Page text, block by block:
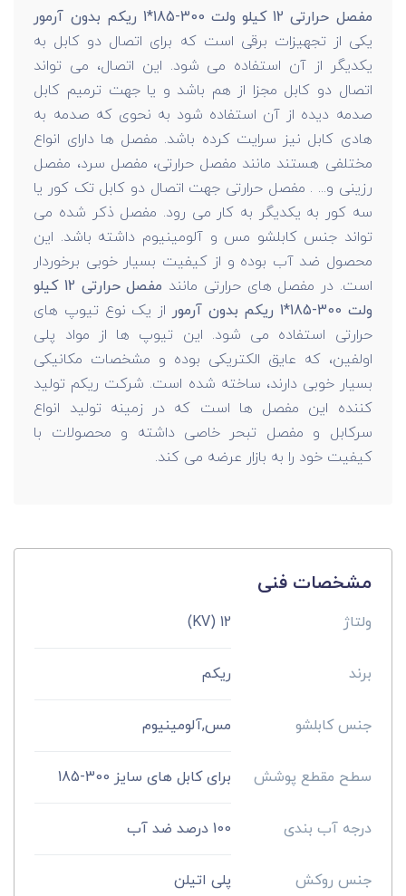
مفصل حرارتی 12 کیلو ولت 300-185*1 ریکم بدون آرمور
یکی از تجهیزات برقی است که برای اتصال دو کابل به
یکدیگر از آن استفاده می شود. این اتصال، می تواند
اتصال دو کابل مجزا از هم باشد و یا جهت ترمیم کابل
صدمه دیده از آن استفاده شود به نحوی که صدمه به
هادی کابل نیز سرایت کرده باشد. مفصل ها دارای انواع
مختلفی هستند مانند مفصل حرارتی، مفصل سرد، مفصل
رزینی و... . مفصل حرارتی جهت اتصال دو کابل تک کور یا
سه کور به یکدیگر به کار می رود. مفصل ذکر شده می
تواند جنس کابلشو مس و آلومینیوم داشته باشد. این
محصول ضد آب بوده و از کیفیت بسیار خوبی برخوردار
است. در مفصل های حرارتی مانند
مفصل حرارتی 12 کیلو
ولت 300-185*1 ریکم بدون آرمور
از یک نوع تيوپ های
حرارتی استفاده می شود. اين تيوپ ها از مواد پلی
اولفين، که عايق الکتريکی بوده و مشخصات مکانيکی
بسيار خوبی دارند، ساخته شده است. شرکت ریکم تولید
کننده این مفصل ها است که در زمینه تولید انواع
سرکابل و مفصل تبحر خاصی داشته و محصولات با
کیفیت خود را به بازار عرضه می کند.
مشخصات فنی
ولتاژ 12 (KV)
برند ریکم
جنس کابلشو مس,آلومینیوم
سطح مقطع پوشش برای کابل های سایز 300-185
درجه آب بندی 100 درصد ضد آب
جنس روکش پلی اتیلن